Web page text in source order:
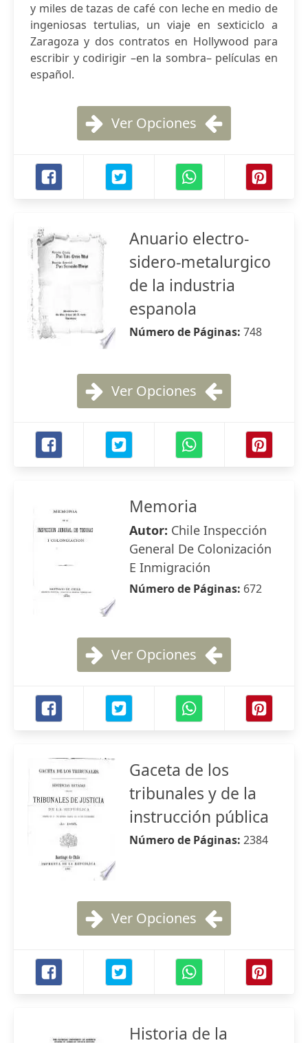
y miles de tazas de café con leche en medio de
ingeniosas tertulias, un viaje en sexticiclo a
Zaragoza y dos contratos en Hollywood para
escribir y codirigir –en la sombra– películas en
español.
Ver Opciones
Anuario electro-
sidero-metalurgico
de la industria
espanola
Número de Páginas: 748
Ver Opciones
Memoria
Autor: Chile Inspección
General De Colonización
E Inmigración
Número de Páginas: 672
Ver Opciones
Gaceta de los
tribunales y de la
instrucción pública
Número de Páginas: 2384
Ver Opciones
Historia de la